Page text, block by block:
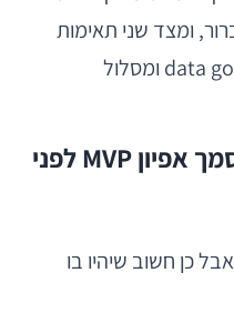
ומצד שני תאימות
לסביבה הארגונית, data governance ומסלול
מה צריך להיכלל במסמך אפיון MVP לפני
כן חשוב שיהיו בו